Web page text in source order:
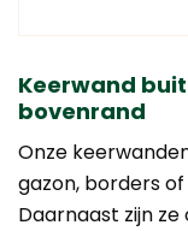
Keerwand
bovenrand
Onze
gazon, borders
Daarnaast zijn